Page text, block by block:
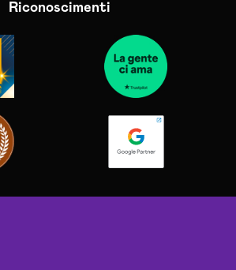
Riconoscimenti